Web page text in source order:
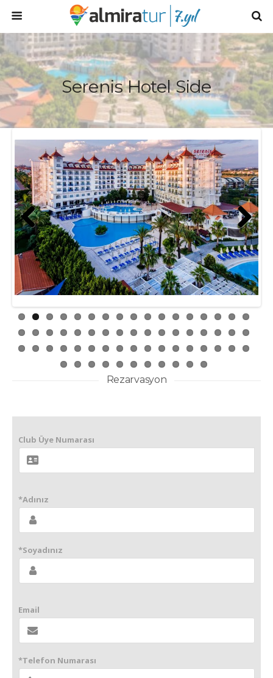
Serenis Hotel Side
Prev
ious
Next
Rezarvasyon
Club Üye Numarası
*Adınız
*Soyadınız
Email
*Telefon Numarası